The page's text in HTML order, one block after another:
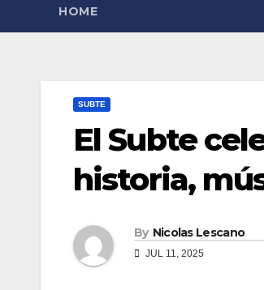
HOME
SUBTE
El Subte
historia,
By Nicolas Lescano
JUL 11, 2025